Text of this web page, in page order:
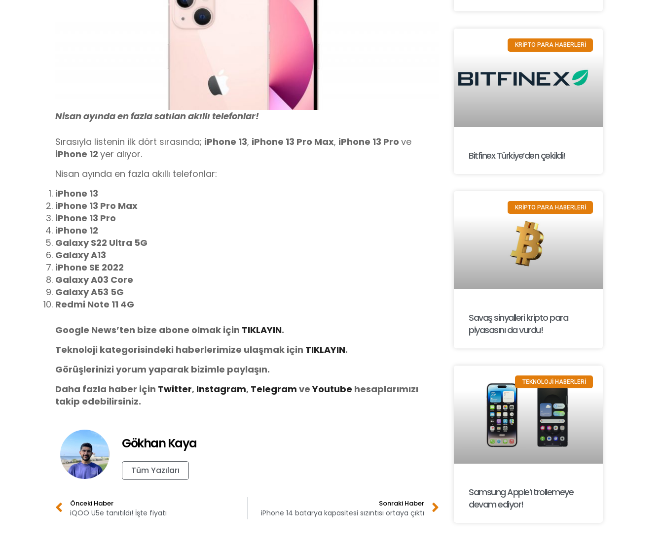
Nisan ayında en fazla satılan akıllı telefonlar!
Sırasıyla listenin ilk dört sırasında; iPhone 13, iPhone 13 Pro Max, iPhone 13 Pro ve
iPhone 12 yer alıyor.
Nisan ayında en fazla akıllı telefonlar:
iPhone 13
iPhone 13 Pro Max
iPhone 13 Pro
iPhone 12
Galaxy S22 Ultra 5G
Galaxy A13
iPhone SE 2022
Galaxy A03 Core
Galaxy A53 5G
Redmi Note 11 4G
Google News’ten bize abone olmak için TIKLAYIN.
Teknoloji kategorisindeki haberlerimize ulaşmak için TIKLAYIN.
Görüşlerinizi yorum yaparak bizimle paylaşın.
Daha fazla haber için Twitter, Instagram, Telegram veYoutube hesaplarımızı
takip edebilirsiniz.
Gökhan Kaya
Tüm Yazıları
Önceki Haber
iQOO U5e tanıtıldı! İşte fiyatı
Sonraki Haber
iPhone 14 batarya kapasitesi sızıntısı ortaya çıktı
KRİPTO PARA HABERLERİ
Bitfinex Türkiye’den çekildi!
KRİPTO PARA HABERLERİ
Savaş sinyalleri kripto para
piyasasını da vurdu!
TEKNOLOJİ HABERLERİ
Samsung Apple’ı trollemeye
devam ediyor!